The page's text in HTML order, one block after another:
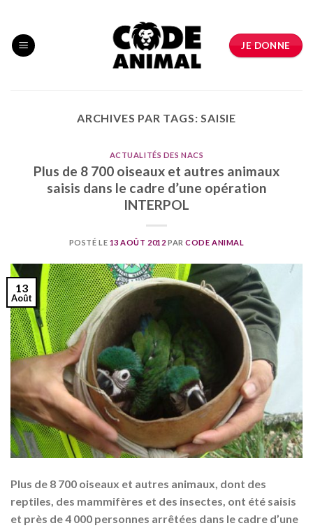
content
JE DONNE
ARCHIVES PAR TAGS:SAISIE
ACTUALITÉS DES NACS
Plus de 8 700 oiseaux et autres animaux
saisis dans le cadre d’une opération
INTERPOL
POSTÉ LE 13 AOÛT 2012 PARCODE ANIMAL
13
Août
Plus de 8 700 oiseaux et autres animaux, dont des
reptiles, des mammifères et des insectes, ont été saisis
et près de 4 000 personnes arrêtées dans le cadre d’une